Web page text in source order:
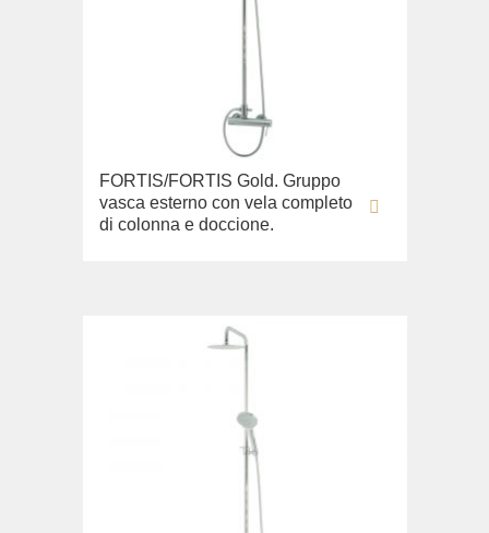
FORTIS/FORTIS Gold. Gruppo
vasca esterno con vela completo
di colonna e doccione.